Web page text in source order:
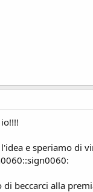
e speriamo di
beccarci alla